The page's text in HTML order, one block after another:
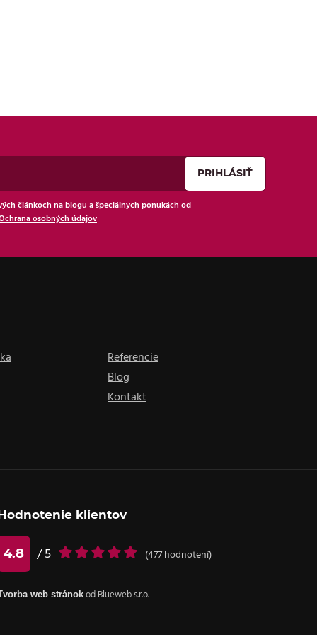
článkoch na blogu a špeciálnych ponukách od
osobných údajov
Referencie
Blog
Kontakt
klientov
4.8 / 5 (477hodnotení)
web stránok od Blueweb s.r.o.